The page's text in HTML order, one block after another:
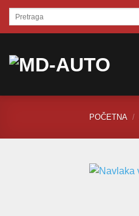
SkipPretraži:
POČETNA /